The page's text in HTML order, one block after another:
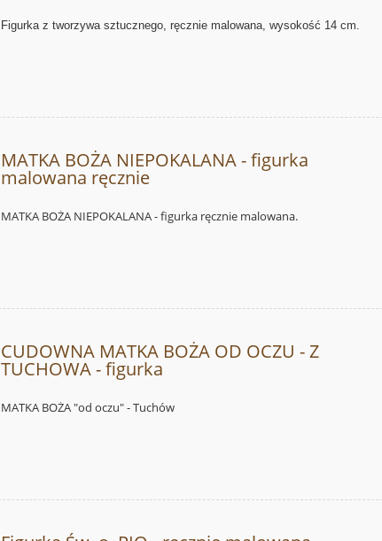
Figurka z tworzywa sztucznego, ręcznie malowana, wysokość 14 cm.
MATKA BOŻA NIEPOKALANA - figurka
malowana ręcznie
MATKA BOŻA NIEPOKALANA - figurka ręcznie malowana.
CUDOWNA MATKA BOŻA OD OCZU - Z
TUCHOWA - figurka
MATKA BOŻA "od oczu" - Tuchów